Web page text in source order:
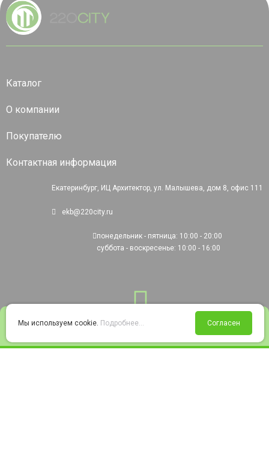
Войти Избранное Корзина
Каталог
О компании
Покупателю
Контактная информация
Екатеринбург, ИЦ Архитектор, ул. Малышева, дом 8, офис 111
ekb@220city.ru
понедельник - пятница: 10:00 - 20:00
суббота - воскресенье: 10:00 - 16:00
Мы используем cookie. Подробнее... Согласен